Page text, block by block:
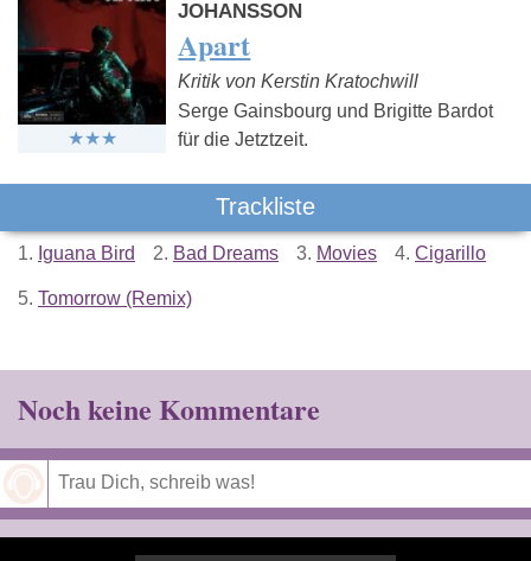
JOHANSSON
Apart
Kritik von Kerstin Kratochwill
Serge Gainsbourg und Brigitte Bardot
für die Jetztzeit.
Trackliste
1. Iguana Bird 2. Bad Dreams 3. Movies 4. Cigarillo
5. Tomorrow (Remix)
Noch keine Kommentare